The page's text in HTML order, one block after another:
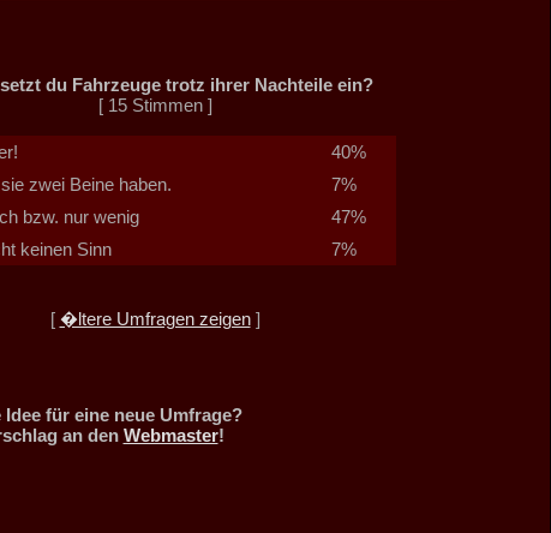
du Fahrzeuge trotz ihrer Nachteile ein?
[ 15 Stimmen ]
40%
zwei Beine haben.
7%
bzw. nur wenig
47%
keinen Sinn
7%
[ �ltere Umfragen zeigen]
für eine neue Umfrage?
an den Webmaster!